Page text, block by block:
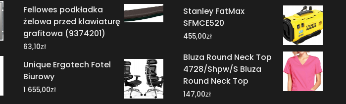
Fellowes podkładka
żelowa przed klawiaturę
grafitowa (9374201)
63,10zł
Unique Ergotech Fotel
Biurowy
1 655,00zł
Stanley FatMax
SFMCE520
455,00zł
Bluza Round Neck Top
4728/Shpw/S Bluza
Round Neck Top
147,00zł